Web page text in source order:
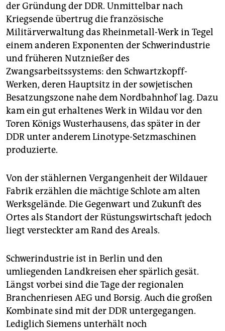
der Gründung der DDR. Unmittelbar nach
Kriegsende übertrug die französische
Militärverwaltung das Rheinmetall-Werk in Tegel
einem anderen Exponenten der Schwerindustrie
und früheren Nutznießer des
Zwangsarbeitssystems: den Schwartzkopff-
Werken, deren Hauptsitz in der sowjetischen
Besatzungszone nahe dem Nordbahnhof lag. Dazu
kam ein gut erhaltenes Werk in Wildau vor den
Toren Königs Wusterhausens, das später in der
DDR unter anderem Linotype-Setzmaschinen
produzierte.
Von der stählernen Vergangenheit der Wildauer
Fabrik erzählen die mächtige Schlote am alten
Werksgelände. Die Gegenwart und Zukunft des
Ortes als Standort der Rüstungswirtschaft jedoch
liegt versteckter am Rand des Areals.
Schwerindustrie ist in Berlin und den
umliegenden Landkreisen eher spärlich gesät.
Längst vorbei sind die Tage der regionalen
Branchenriesen AEG und Borsig. Auch die großen
Kombinate sind mit der DDR untergegangen.
Lediglich Siemens unterhält noch